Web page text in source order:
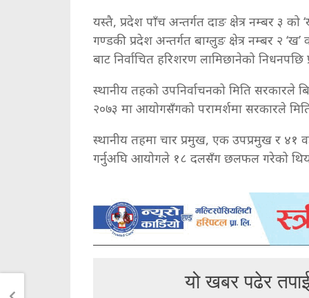
यस्तै, प्रदेश पाँच अन्तर्गत दाङ क्षेत्र नम्बर ३ को
गण्डकी प्रदेश अन्तर्गत बाग्लुङ क्षेत्र नम्बर २
बाट निर्वाचित हरिशरण लामिछानेको
स्थानीय तहको उपनिर्वाचनको मिति सरकारले
२०७३ मा आयोगसँगको परामर्शमा सरकारले
स्थानीय तहमा चार प्रमुख, एक उपप्रमुख र ४१
गर्नुअघि आयोगले १८ दलसँग छलफल गरेको
यो खबर पढेर